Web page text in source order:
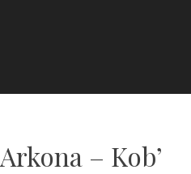
– Kob’